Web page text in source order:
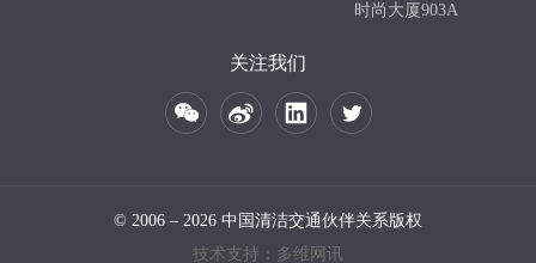
时尚大厦903A
关注我们
© 2006 – 2026 中国清洁交通伙伴关系版权
技术支持：多维网讯